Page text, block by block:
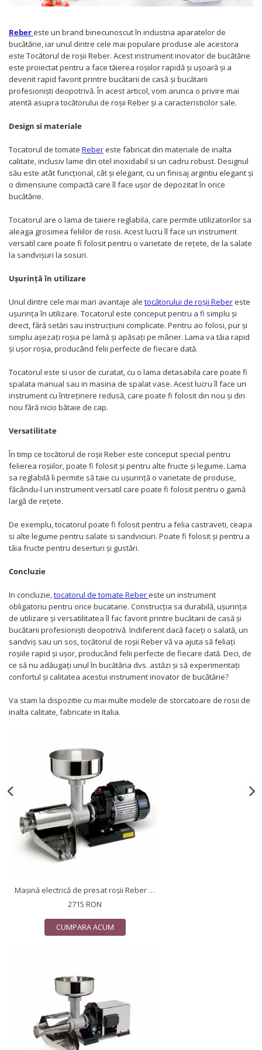
chiuvete
Gratar protectie chiuveta
Scurgator farfurii
Suporti burete
Tocatoare lemn si sticla
Sisteme de scurgere si cleme
Dispenser detergent
Roboti de bucatarie
Spumarea laptelui
Combine frigorifice
Aparate de gatit-aragazuri
Masina de spalat vase
Accesorii
Seturi Electrocasnice
Termostate si senzori Livolo
Construieste singur
Module
Panouri si rame
Rebereste un brand binecunoscut în industria aparatelor de
bucătărie, iar unul dintre cele mai populare produse ale acestora
este Tocătorul de roșii Reber. Acest instrument inovator de bucătărie
este proiectat pentru a face tăierea roșiilor rapidă și ușoară și a
devenit rapid favorit printre bucătarii de casă și bucătarii
profesioniști deopotrivă. În acest articol, vom arunca o privire mai
atentă asupra tocătorului de roșii Reber și a caracteristicilor sale.
Design si materiale
Tocatorul de tomate Rebereste fabricat din materiale de inalta
calitate, inclusiv lame din otel inoxidabil si un cadru robust. Designul
său este atât funcțional, cât și elegant, cu un finisaj argintiu elegant și
o dimensiune compactă care îl face ușor de depozitat în orice
bucătărie.
Tocatorul are o lama de taiere reglabila, care permite utilizatorilor sa
aleaga grosimea feliilor de rosii. Acest lucru îl face un instrument
versatil care poate fi folosit pentru o varietate de rețete, de la salate
la sandvișuri la sosuri.
Ușurință în utilizare
Unul dintre cele mai mari avantaje ale tocătorului de roșii Rebereste
ușurința în utilizare. Tocatorul este conceput pentru a fi simplu și
direct, fără setări sau instrucțiuni complicate. Pentru ao folosi, pur și
simplu așezați roșia pe lamă și apăsați pe mâner. Lama va tăia rapid
și ușor roșia, producând felii perfecte de fiecare dată.
Tocatorul este si usor de curatat, cu o lama detasabila care poate fi
spalata manual sau in masina de spalat vase. Acest lucru îl face un
instrument cu întreținere redusă, care poate fi folosit din nou și din
nou fără nicio bătaie de cap.
Versatilitate
În timp ce tocătorul de roșii Reber este conceput special pentru
felierea roșiilor, poate fi folosit și pentru alte fructe și legume. Lama
sa reglabilă îi permite să taie cu ușurință o varietate de produse,
făcându-l un instrument versatil care poate fi folosit pentru o gamă
largă de rețete.
De exemplu, tocatorul poate fi folosit pentru a felia castraveti, ceapa
si alte legume pentru salate si sandviciuri. Poate fi folosit și pentru a
tăia fructe pentru deserturi și gustări.
Concluzie
In concluzie,tocatorul de tomate Rebereste un instrument
obligatoriu pentru orice bucatarie. Construcția sa durabilă, ușurința
de utilizare și versatilitatea îl fac favorit printre bucătarii de casă și
bucătarii profesioniști deopotrivă. Indiferent dacă faceți o salată, un
sandviș sau un sos, tocătorul de roșii Reber vă va ajuta să feliați
roșiile rapid și ușor, producând felii perfecte de fiecare dată. Deci, de
ce să nu adăugați unul în bucătăria dvs. astăzi și să experimentați
confortul și calitatea acestui instrument inovator de bucătărie?
Va stam la dispozitie cu mai multe modele de storcatoare de rosii de
inalta calitate, fabricate in Italia.
Mașină electrică de presat roşii Reber 9000 N n.5, motor prin inducție de 600W, producție pana la 350kg/h
2715 RON
CUMPARA ACUM